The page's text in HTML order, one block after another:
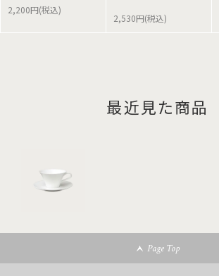
2,200円(税込)
2,530円(税込)
最近見た商品
Page Top